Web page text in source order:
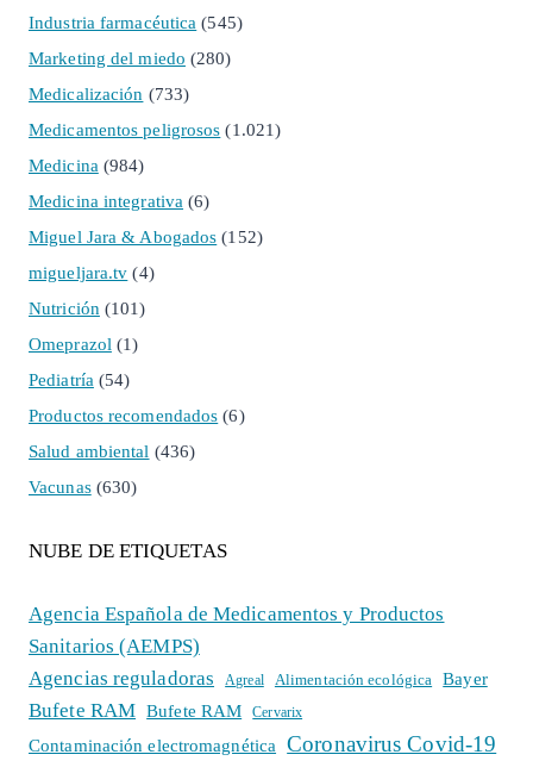
Industria farmacéutica (545)
Marketing del miedo (280)
Medicalización (733)
Medicamentos peligrosos (1.021)
Medicina (984)
Medicina integrativa (6)
Miguel Jara & Abogados (152)
migueljara.tv (4)
Nutrición (101)
Omeprazol (1)
Pediatría (54)
Productos recomendados (6)
Salud ambiental (436)
Vacunas(630)
NUBE DE ETIQUETAS
Agencia Española de Medicamentos y Productos
Sanitarios (AEMPS)
Agencias reguladoras
Agreal Alimentación ecológica Bayer
Bufete RAM Bufete RAM Cervarix
Contaminación electromagnética Coronavirus Covid-19